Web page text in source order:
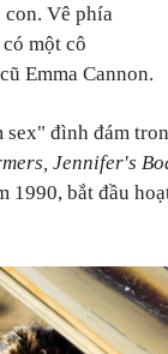
Vê phía
một cô
Emma Cannon.
đình đám
Jennifer's
bắt đầu